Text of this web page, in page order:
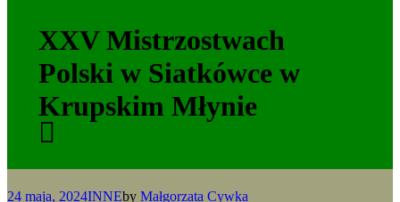
XXV Mistrzostwach
Polski w Siatkówce w
Krupskim Młynie
24 maja, 2024INNEby Małgorzata Cywka